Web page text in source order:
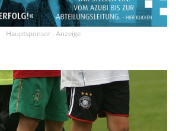
Hauptsponsor - Anzeige